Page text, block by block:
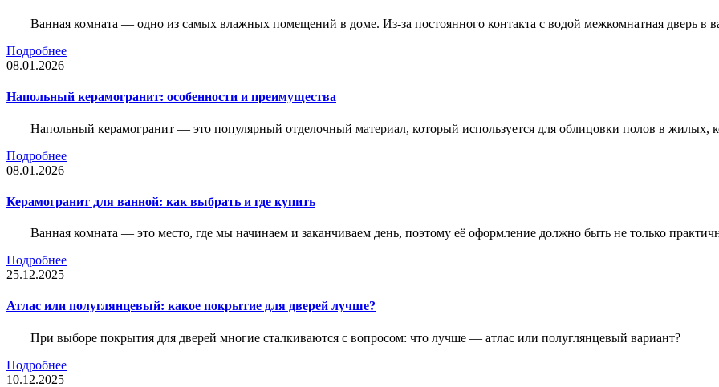
Ванная комната — одно из самых влажных помещений в доме. Из-за постоянного контакта с водой межкомнатная дверь в
Подробнее
08.01.2026
Напольный керамогранит: особенности и преимущества
Напольный керамогранит — это популярный отделочный материал, который используется для облицовки полов в
Подробнее
08.01.2026
Керамогранит для ванной: как выбрать и где купить
Ванная комната — это место, где мы начинаем и заканчиваем день, поэтому её оформление должно быть не только
Подробнее
25.12.2025
Атлас или полуглянцевый: какое покрытие для дверей лучше?
При выборе покрытия для дверей многие сталкиваются с вопросом: что лучше — атлас или полуглянцевый вариант?
Подробнее
10.12.2025